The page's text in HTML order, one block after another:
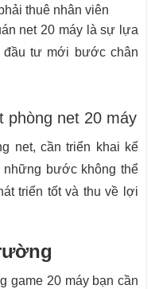
thuê nhân viên
net 20 máy là sự lựa
đầu tư mới bước chân
phòng net 20 máy
net, cần triển khai kế
những bước không thể
triển tốt và thu về lợi
game 20 máy bạn cần